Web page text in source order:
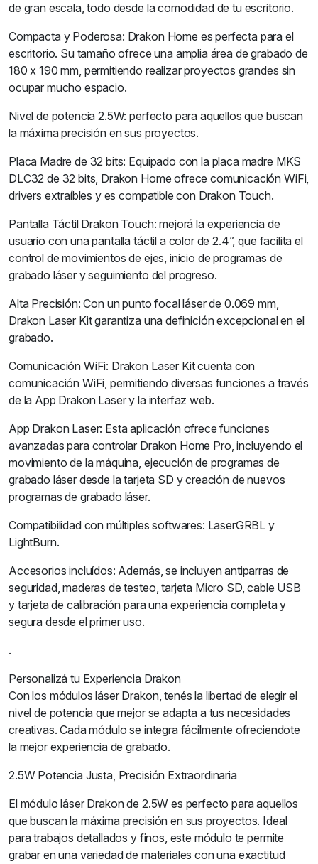
de gran escala, todo desde la comodidad de tu escritorio.
Compacta y Poderosa: Drakon Home es perfecta para el
escritorio. Su tamaño ofrece una amplia área de grabado de
180 x 190 mm, permitiendo realizar proyectos grandes sin
ocupar mucho espacio.
Nivel de potencia 2.5W: perfecto para aquellos que buscan
la máxima precisión en sus proyectos.
Placa Madre de 32 bits: Equipado con la placa madre MKS
DLC32 de 32 bits, Drakon Home ofrece comunicación WiFi,
drivers extraíbles y es compatible con Drakon Touch.
Pantalla Táctil Drakon Touch: mejorá la experiencia de
usuario con una pantalla táctil a color de 2.4”, que facilita el
control de movimientos de ejes, inicio de programas de
grabado láser y seguimiento del progreso.
Alta Precisión: Con un punto focal láser de 0.069 mm,
Drakon Laser Kit garantiza una definición excepcional en el
grabado.
Comunicación WiFi: Drakon Laser Kit cuenta con
comunicación WiFi, permitiendo diversas funciones a través
de la App Drakon Laser y la interfaz web.
App Drakon Laser: Esta aplicación ofrece funciones
avanzadas para controlar Drakon Home Pro, incluyendo el
movimiento de la máquina, ejecución de programas de
grabado láser desde la tarjeta SD y creación de nuevos
programas de grabado láser.
Compatibilidad con múltiples softwares: LaserGRBL y
LightBurn.
Accesorios incluídos: Además, se incluyen antiparras de
seguridad, maderas de testeo, tarjeta Micro SD, cable USB
y tarjeta de calibración para una experiencia completa y
segura desde el primer uso.
.
Personalizá tu Experiencia Drakon
Con los módulos láser Drakon, tenés la libertad de elegir el
nivel de potencia que mejor se adapta a tus necesidades
creativas. Cada módulo se integra fácilmente ofreciendote
la mejor experiencia de grabado.
2.5W Potencia Justa, Precisión Extraordinaria
El módulo láser Drakon de 2.5W es perfecto para aquellos
que buscan la máxima precisión en sus proyectos. Ideal
para trabajos detallados y finos, este módulo te permite
grabar en una variedad de materiales con una exactitud